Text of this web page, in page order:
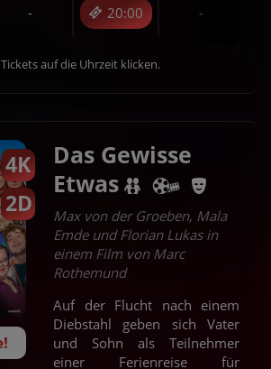
- 20:00 -
auf die Uhrzeit klicken.
4K
2D
Das Gewisse
Etwas
Max von der Groeben, Mala
Emde und Florian Lukas in
einem Film von Marc
Rothemund
Auf der Flucht nach einem
Diebstahl geben sich Vater
und Sohn als Teilnehmer
einer Ferienreise für